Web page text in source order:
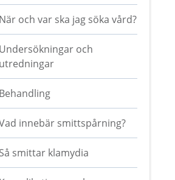
När och var ska jag söka vård?
Undersökningar och
utredningar
Behandling
innebär smittspårning?
Så smittar klamydia